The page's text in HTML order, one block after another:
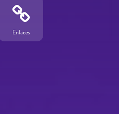
Enlaces